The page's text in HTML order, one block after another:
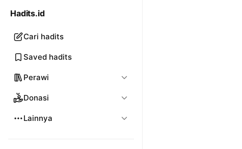
Hadits.id
Cari hadits
Saved hadits
Perawi
Donasi
Lainnya